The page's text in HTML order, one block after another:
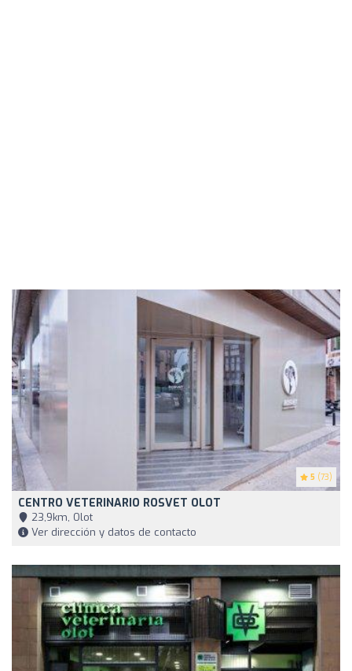
5 (73)
CENTRO VETERINARIO ROSVET OLOT
23,9km, Olot
Ver dirección y datos de contacto